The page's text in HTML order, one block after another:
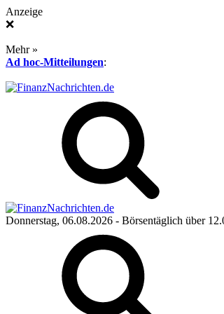
Anzeige
❌
Mehr »
Ad hoc-Mitteilungen:
Donnerstag, 06.08.2026 - Börsentäglich über